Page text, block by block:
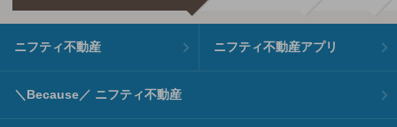
ニフティ不動産 ニフティ不動産アプリ
＼Because／ ニフティ不動産